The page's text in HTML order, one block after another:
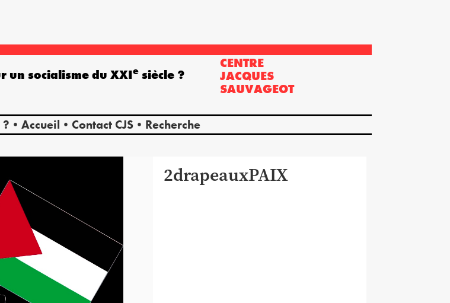
CENTRE
JACQUES
SAUVAGEOT
Accueil Contact CJS Recherche
un socialisme du XXIe siècle ?
2drapeauxPAIX